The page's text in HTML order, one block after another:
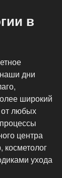
в
дни
широкий
от любых
центра
ухода